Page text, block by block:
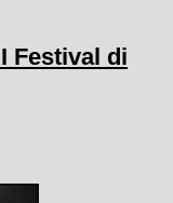
Festival di